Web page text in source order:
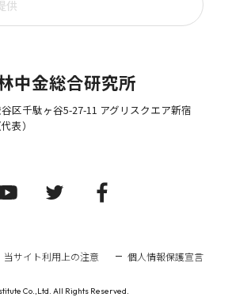
中金総合研究所
区千駄ヶ谷5-27-11 アグリスクエア新宿
表）
当サイト利用上の注意 個人情報保護宣言
Co.,Ltd. All Rights Reserved.